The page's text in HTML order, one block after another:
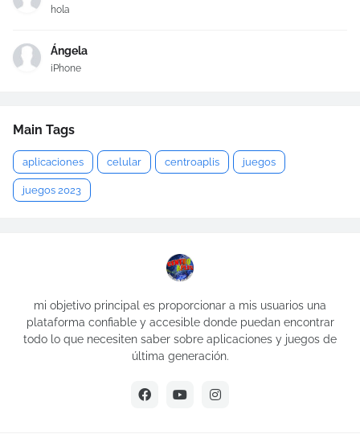
hola
Ángela
iPhone
Main Tags
aplicaciones celular centroaplis juegos
juegos 2023
mi objetivo principal es proporcionar a mis usuarios una
plataforma confiable y accesible donde puedan encontrar
todo lo que necesiten saber sobre aplicaciones y juegos de
última generación.